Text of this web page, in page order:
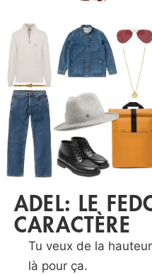
ADEL: LE
CARACTÈRE
Tu veux de la
là pour ça.